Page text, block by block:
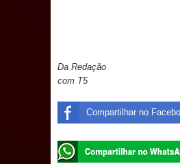
inspiram a IV FEIRA
Vereador Davyd
de 200 lideranças
Da Redação
com T5
Compartilhar no